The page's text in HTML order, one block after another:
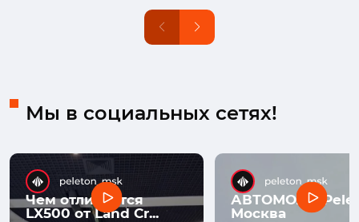
Мы в социальных сетях!
Чем отличается
LX500 от Land Cr...
АВТОМОЛЛ
Москва